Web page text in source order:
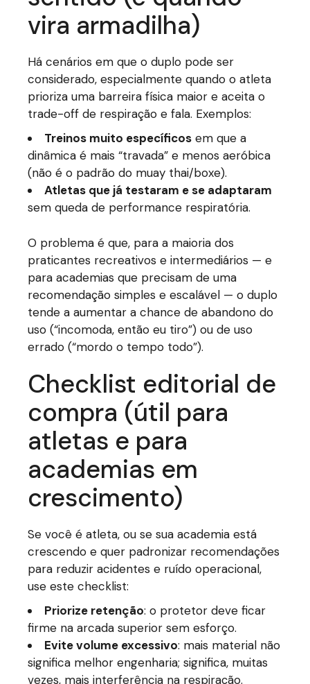
vira armadilha)
Há cenários em que o duplo pode ser
considerado, especialmente quando o atleta
prioriza uma barreira física maior e aceita o
trade-off de respiração e fala. Exemplos:
Treinos muito específicos em que a
dinâmica é mais “travada” e menos aeróbica
(não é o padrão do muay thai/boxe).
Atletas que já testaram e se adaptaram
sem queda de performance respiratória.
O problema é que, para a maioria dos
praticantes recreativos e intermediários — e
para academias que precisam de uma
recomendação simples e escalável — o duplo
tende a aumentar a chance de abandono do
uso (“incomoda, então eu tiro”) ou de uso
errado (“mordo o tempo todo”).
Checklist editorial de
compra (útil para
atletas e para
academias em
crescimento)
Se você é atleta, ou se sua academia está
crescendo e quer padronizar recomendações
para reduzir acidentes e ruído operacional,
use este checklist:
Priorize retenção: o protetor deve ficar
firme na arcada superior sem esforço.
Evite volume excessivo: mais material não
significa melhor engenharia; significa, muitas
vezes, mais interferência na respiração.